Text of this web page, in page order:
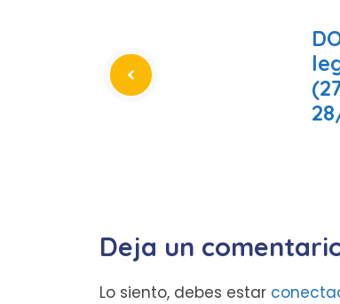
Deja un
Lo siento, debes estar